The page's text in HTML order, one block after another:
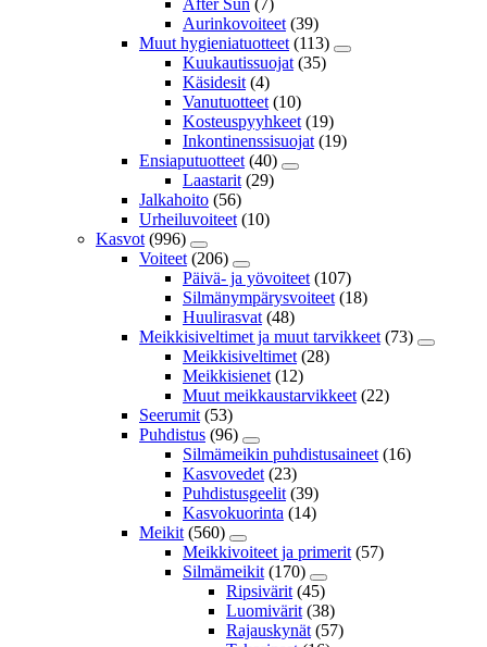
After Sun (7)
Aurinkovoiteet (39)
Muut hygieniatuotteet (113)
Kuukautissuojat (35)
Käsidesit (4)
Vanutuotteet (10)
Kosteuspyyhkeet (19)
Inkontinenssisuojat (19)
Ensiaputuotteet (40)
Laastarit (29)
Jalkahoito (56)
Urheiluvoiteet (10)
Kasvot (996)
Voiteet (206)
Päivä- ja yövoiteet (107)
Silmänympärysvoiteet (18)
Huulirasvat (48)
Meikkisiveltimet ja muut tarvikkeet (73)
Meikkisiveltimet (28)
Meikkisienet (12)
Muut meikkaustarvikkeet (22)
Seerumit (53)
Puhdistus (96)
Silmämeikin puhdistusaineet (16)
Kasvovedet (23)
Puhdistusgeelit (39)
Kasvokuorinta (14)
Meikit (560)
Meikkivoiteet ja primerit (57)
Silmämeikit (170)
Ripsivärit (45)
Luomivärit (38)
Rajauskynät (57)